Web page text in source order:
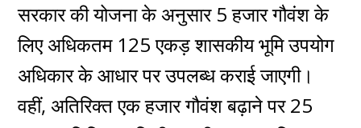
सरकार की योजना के अनुसार 5 हजार गौवंश के
लिए अधिकतम 125 एकड़ शासकीय भूमि उपयोग
अधिकार के आधार पर उपलब्ध कराई जाएगी।
वहीं, अतिरिक्त एक हजार गौवंश बढ़ाने पर 25